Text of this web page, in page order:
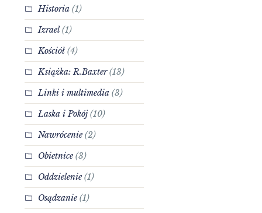
Historia(1)
Izrael(1)
Kościół(4)
Książka: R.Baxter(13)
Linki i multimedia(3)
Łaska i Pokój(10)
Nawrócenie(2)
Obietnice(3)
Oddzielenie(1)
Osądzanie(1)